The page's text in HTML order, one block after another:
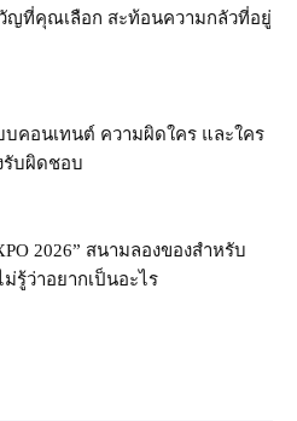
ญที่คุณเลือก สะท้อนความกลัวที่อยู่
บคอนเทนต์ ความผิดใคร และใคร
บผิดชอบ
2026” สนามลองของสำหรับ
ม่รู้ว่าอยากเป็นอะไร